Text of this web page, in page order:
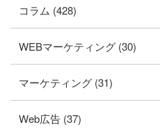
コラム (428)
WEBマーケティング (30)
マーケティング (31)
Web広告 (37)